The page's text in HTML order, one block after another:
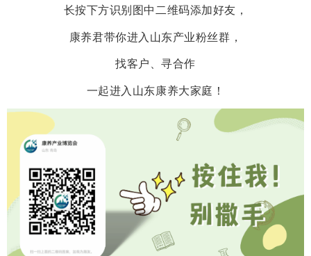
长按下方识别图中二维码添加好友，
康养君带你进入山东产业粉丝群，
找客户、寻合作
一起进入山东康养大家庭！